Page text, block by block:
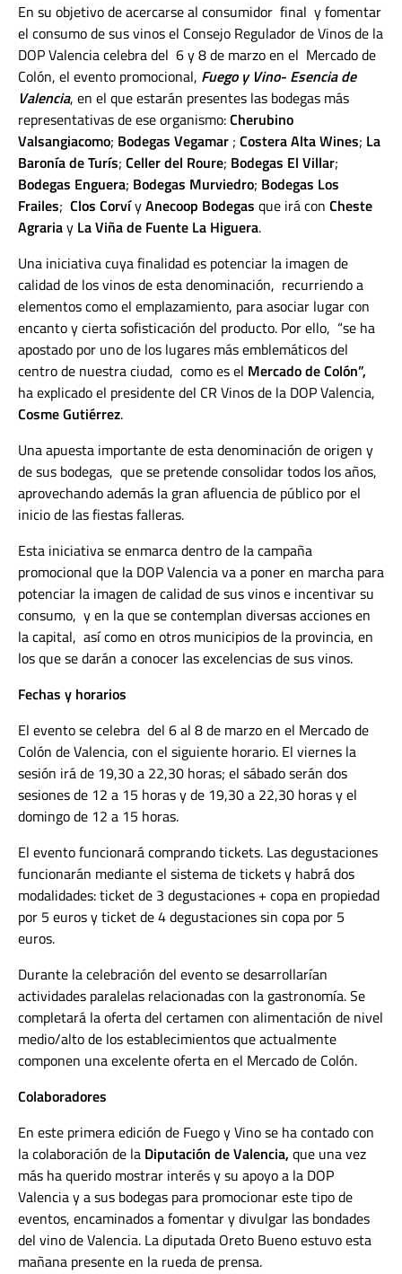
En su objetivo de acercarse al consumidor final y fomentar
el consumo de sus vinos el Consejo Regulador de Vinos de la
DOP Valencia celebra del 6 y 8 de marzo en el Mercado de
Colón, el evento promocional, Fuego y Vino- Esencia de
Valencia, en el que estarán presentes las bodegas más
representativas de ese organismo:Cherubino
Valsangiacomo; Bodegas Vegamar ; Costera Alta Wines; La
Baronía de Turís; Celler del Roure; Bodegas El Villar;
Bodegas Enguera; Bodegas Murviedro; Bodegas Los
Frailes; Clos CorvíyAnecoop Bodegas que irá con Cheste
Agrariay La Viña de Fuente La Higuera.
Una iniciativa cuya finalidad es potenciar la imagen de
calidad de los vinos de esta denominación, recurriendo a
elementos como el emplazamiento, para asociar lugar con
encanto y cierta sofisticación del producto. Por ello, “se ha
apostado por uno de los lugares más emblemáticos del
centro de nuestra ciudad, como es el Mercado de Colón”,
ha explicado el presidente del CR Vinos de la DOP Valencia,
Cosme Gutiérrez.
Una apuesta importante de esta denominación de origen y
de sus bodegas, que se pretende consolidar todos los años,
aprovechando además la gran afluencia de público por el
inicio de las fiestas falleras.
Esta iniciativa se enmarca dentro de la campaña
promocional que la DOP Valencia va a poner en marcha para
potenciar la imagen de calidad de sus vinos e incentivar su
consumo, y en la que se contemplan diversas acciones en
la capital, así como en otros municipios de la provincia, en
los que se darán a conocer las excelencias de sus vinos.
Fechas y horarios
El evento se celebra del 6 al 8 de marzo en el Mercado de
Colón de Valencia, con el siguiente horario. El viernes la
sesión irá de 19,30 a 22,30 horas; el sábado serán dos
sesiones de 12 a 15 horas y de 19,30 a 22,30 horas y el
domingo de 12 a 15 horas.
El evento funcionará comprando tickets. Las degustaciones
funcionarán mediante el sistema de tickets y habrá dos
modalidades: ticket de 3 degustaciones + copa en propiedad
por 5 euros y ticket de 4 degustaciones sin copa por 5
euros.
Durante la celebración del evento se desarrollarían
actividades paralelas relacionadas con la gastronomía. Se
completará la oferta del certamen con alimentación de nivel
medio/alto de los establecimientos que actualmente
componen una excelente oferta en el Mercado de Colón.
Colaboradores
En este primera edición de Fuego y Vino se ha contado con
la colaboración de la Diputación de Valencia, que una vez
más ha querido mostrar interés y su apoyo a la DOP
Valencia y a sus bodegas para promocionar este tipo de
eventos, encaminados a fomentar y divulgar las bondades
del vino de Valencia. La diputada Oreto Bueno estuvo esta
mañana presente en la rueda de prensa.